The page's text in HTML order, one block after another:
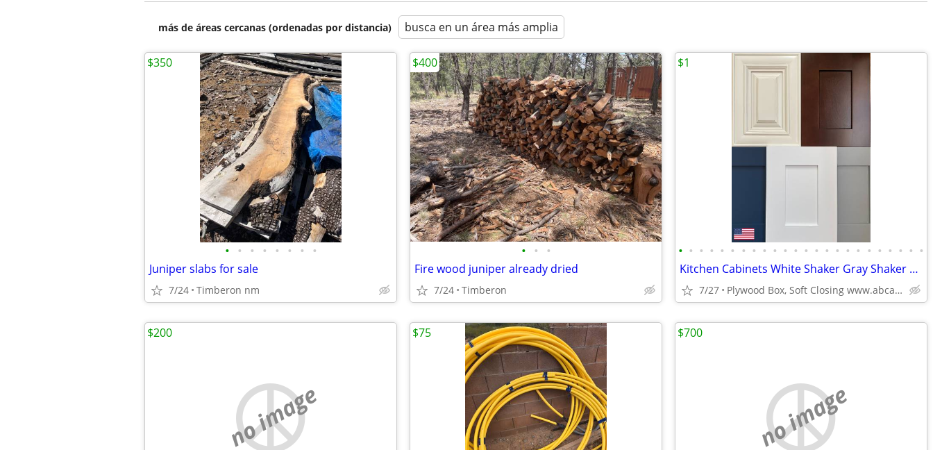
más de áreas cercanas (ordenadas por distancia) busca en un área más amplia
• • • • • • • •
Juniper slabs for sale
7/24 Timberon nm
$350
• • •
Fire wood juniper already dried
7/24 Timberon
$400
• • • • • • • • • • • • • • • • • • • • • • • •
Kitchen Cabinets White Shaker Gray Shaker Traditional Raised Panel
7/27 Plywood Box, Soft Closing www.abcabinetry.com
$1
no image
$200 $75
no image
$700